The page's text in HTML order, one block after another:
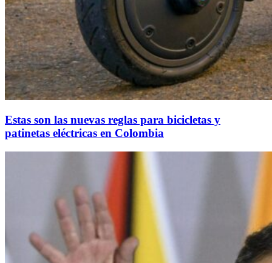
Estas son las nuevas reglas para bicicletas y
patinetas eléctricas en Colombia